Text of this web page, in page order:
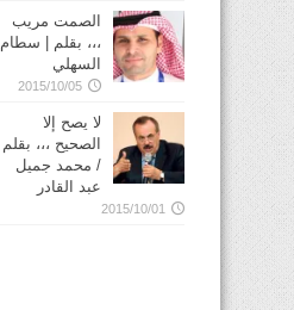
الصمت مريب
،،، بقلم | سطام
السهلي
2015/10/05
لا يصح إلا
الصحيح ،،، بقلم
/ محمد جميل
عبد القادر
2015/10/01